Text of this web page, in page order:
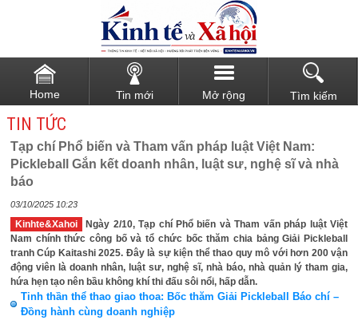
Home Tin mới Mở rộng Tìm kiếm
TIN TỨC
Tạp chí Phổ biến và Tham vấn pháp luật Việt Nam:
Pickleball Gắn kết doanh nhân, luật sư, nghệ sĩ và nhà
báo
03/10/2025 10:23
Kinhte&Xahoi
Ngày 2/10, Tạp chí Phổ biến và Tham vấn pháp luật Việt
Nam chính thức công bố và tổ chức bốc thăm chia bảng Giải Pickleball
tranh Cúp Kaitashi 2025. Đây là sự kiện thể thao quy mô với hơn 200 vận
động viên là doanh nhân, luật sư, nghệ sĩ, nhà báo, nhà quản lý tham gia,
hứa hẹn tạo nên bầu không khí thi đấu sôi nổi, hấp dẫn.
Tinh thần thể thao giao thoa: Bốc thăm Giải Pickleball Báo chí –
Đồng hành cùng doanh nghiệp